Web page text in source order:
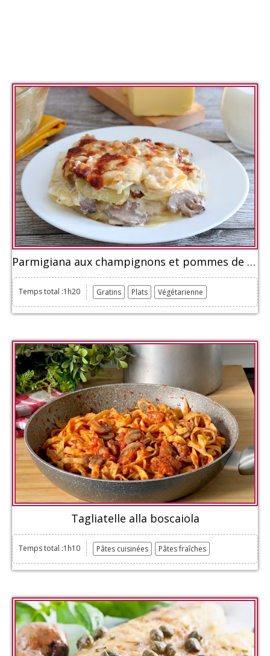
Parmigiana aux champignons et pommes de terre
Temps total :1h20 Gratins Plats Végétarienne
Tagliatelle alla boscaiola
Temps total :1h10 Pâtes cuisinées Pâtes fraîches